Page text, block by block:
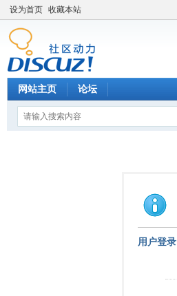
设为首页 收藏本站
网站主页 论坛
用户登录